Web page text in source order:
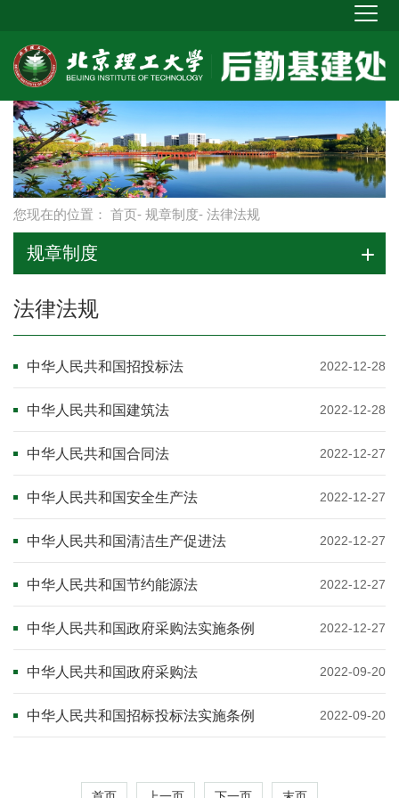
您现在的位置： 首页- 规章制度- 法律法规
规章制度
法律法规
2022-12-28
中华人民共和国招投标法
2022-12-28
中华人民共和国建筑法
2022-12-27
中华人民共和国合同法
2022-12-27
中华人民共和国安全生产法
2022-12-27
中华人民共和国清洁生产促进法
2022-12-27
中华人民共和国节约能源法
2022-12-27
中华人民共和国政府采购法实施条例
2022-09-20
中华人民共和国政府采购法
2022-09-20
中华人民共和国招标投标法实施条例